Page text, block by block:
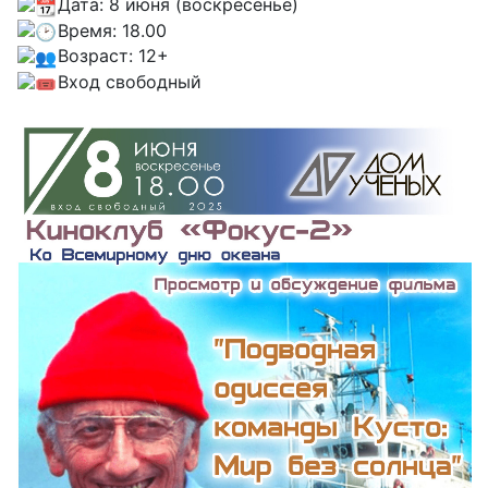
Дата: 8 июня (воскресенье)
Время: 18.00
Возраст: 12+
Вход свободный